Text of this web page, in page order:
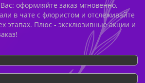
оформляйте заказ мгновенно,
в чате с флористом и отслеживайте
этапах. Плюс - эксклюзивные акции и